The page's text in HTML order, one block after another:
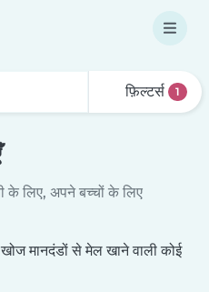
फ़िल्टर्स 1
के लिए, अपने बच्चों के लिए
मानदंडों से मेल खाने वाली कोई